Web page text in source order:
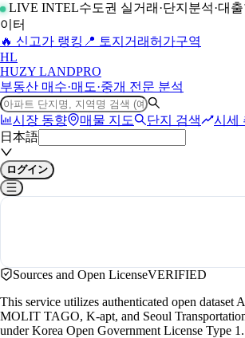
LIVE INTEL수도권 실거래·단지분석·대
이터
🔥 신고가 랭킹 📍 토지거래허가구역
HL
HUZY LANDPRO
부동산 매수·매도·중개 전문 분석
시장 동향 매물 지도 단지 검색 시세
日本語
ログイン
Sources and Open LicenseVERIFIED
This service utilizes authenticated open dataset
MOLIT TAGO, K-apt, and Seoul
under Korea Open Government License Type 1.